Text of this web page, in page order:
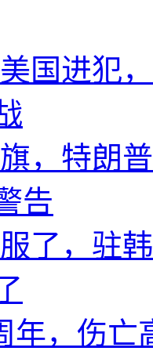
国进犯
，特朗
告
了，驻
年，伤亡